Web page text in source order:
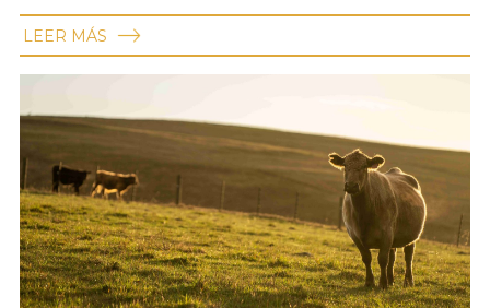
LEER MÁS